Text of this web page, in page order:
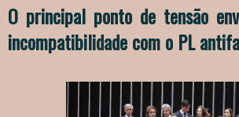
O principal ponto de tensão
incompatibilidade com o PL